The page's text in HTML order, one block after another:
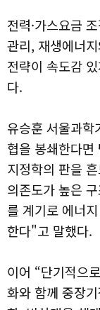
전력·가스요금
관리, 재생에너
전략이 속도감
다.
유승훈 서울과학
협을 봉쇄한다면
지정학의 판을
의존도가 높은
를 계기로 에너
한다"고 말했다.
이어 “단기적으
화와 함께 중장